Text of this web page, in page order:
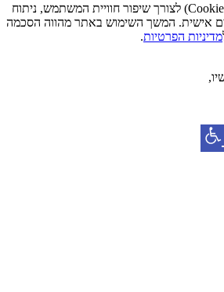
האתר משתמש בעוגיות (Cookies) לצורך שיפור חוויית המשתמש, ניתוח
אישית. המשך השימוש באתר מהווה הסכמה
מדיניות הפרטיות.